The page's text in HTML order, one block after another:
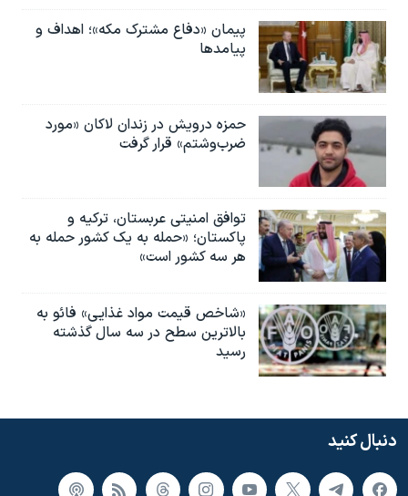
پیمان «دفاع مشترک مکه»؛ اهداف و
پیامدها
حمزه درویش در زندان لاکان «مورد
ضرب‌وشتم» قرار گرفت
توافق امنیتی عربستان، ترکیه و
پاکستان؛ «حمله به یک کشور حمله به
هر سه کشور است»
«شاخص قیمت مواد غذایی» فائو به
بالاترین سطح در سه سال گذشته
رسید
دنبال کنید